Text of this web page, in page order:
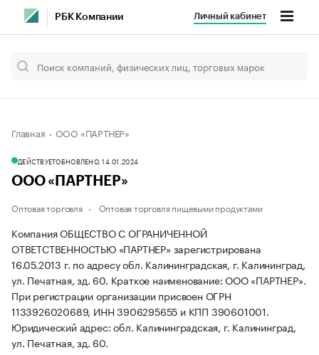
РБК Компании Личный кабинет
Главная ООО «ПАРТНЕР»
ДЕЙСТВУЕТОБНОВЛЕНО, 14.01.2024
ООО «ПАРТНЕР»
Оптовая торговля Оптовая торговля пищевыми продуктами
Компания ОБЩЕСТВО С ОГРАНИЧЕННОЙ
ОТВЕТСТВЕННОСТЬЮ «ПАРТНЕР» зарегистрирована
16.05.2013 г. по адресу обл. Калининградская, г. Калининград,
ул. Печатная, зд. 60. Краткое наименование: ООО «ПАРТНЕР».
При регистрации организации присвоен ОГРН
1133926020689, ИНН 3906295655 и КПП 390601001.
Юридический адрес: обл. Калининградская, г. Калининград,
ул. Печатная, зд. 60.